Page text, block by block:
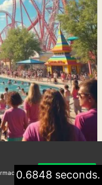
z dziećmi:
0.6848 seconds.
Akceptuję